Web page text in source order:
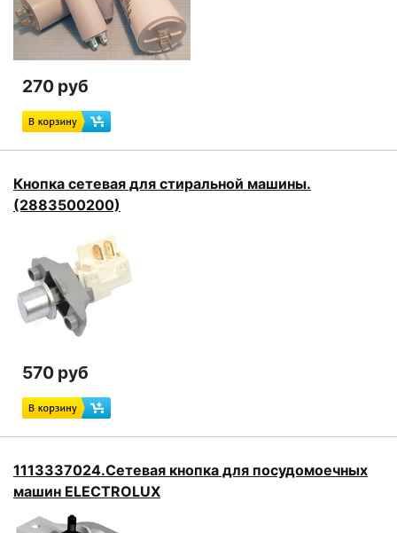
270 руб
Кнопка сетевая для стиральной машины.
(2883500200)
570 руб
1113337024.Сетевая кнопка для посудомоечных
машин ELECTROLUX